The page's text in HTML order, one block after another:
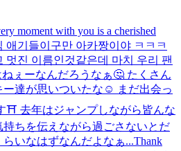
moment with you is a cherished
애기들이구만 아카짱이야 ㅋㅋㅋ
멋진 이름인것같은데 마치 우리 팬
ぇーなんだろうなぁ🤔 たくさん
ー達が思いついたな☺️ まだ出会っ
⛩ 去年はジャンプしながら皆んな
ちを伝えながら過ごさないとだ
いなはずなんだよなぁ...Thank